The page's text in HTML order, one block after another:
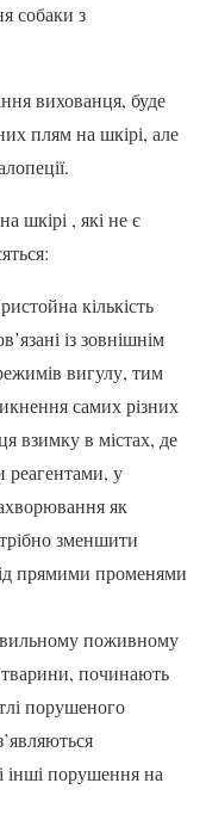
собаки з
вихованця, буде
плям на шкірі, але
шкірі , які не є
кількість
із зовнішнім
вигулу, тим
самих різних
взимку в містах, де
реагентами, у
як
зменшити
прямими променями
поживному
тварини, починають
порушеного
інші порушення на